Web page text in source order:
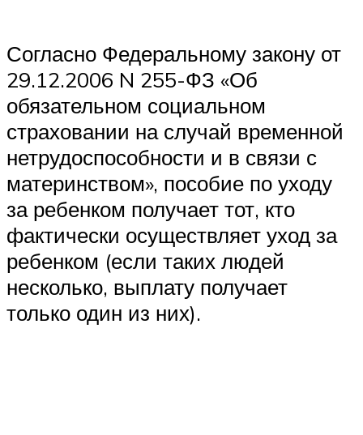
Согласно Федеральному закону от
29.12.2006 N 255-ФЗ «Об
обязательном социальном
страховании на случай временной
нетрудоспособности и в связи с
материнством», пособие по уходу
за ребенком получает тот, кто
фактически осуществляет уход за
ребенком (если таких людей
несколько, выплату получает
только один из них).